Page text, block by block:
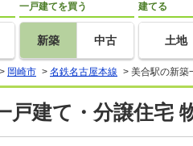
一戸建てを買う
新築 中古
建てる
土地
> 岡崎市 > 名鉄名古屋本線 > 美合駅の新築
戸建て・分譲住宅